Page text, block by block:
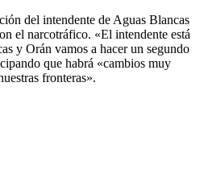
del intendente de Aguas Blancas
el narcotráfico. «El intendente está
y Orán vamos a hacer un segundo
que habrá «cambios muy
fronteras».